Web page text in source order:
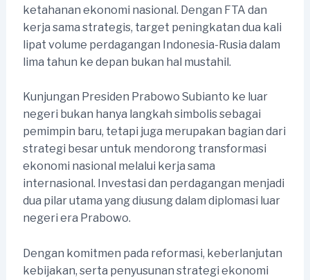
ketahanan ekonomi nasional. Dengan FTA dan
kerja sama strategis, target peningkatan dua kali
lipat volume perdagangan Indonesia-Rusia dalam
lima tahun ke depan bukan hal mustahil.
Kunjungan Presiden Prabowo Subianto ke luar
negeri bukan hanya langkah simbolis sebagai
pemimpin baru, tetapi juga merupakan bagian dari
strategi besar untuk mendorong transformasi
ekonomi nasional melalui kerja sama
internasional. Investasi dan perdagangan menjadi
dua pilar utama yang diusung dalam diplomasi luar
negeri era Prabowo.
Dengan komitmen pada reformasi, keberlanjutan
kebijakan, serta penyusunan strategi ekonomi